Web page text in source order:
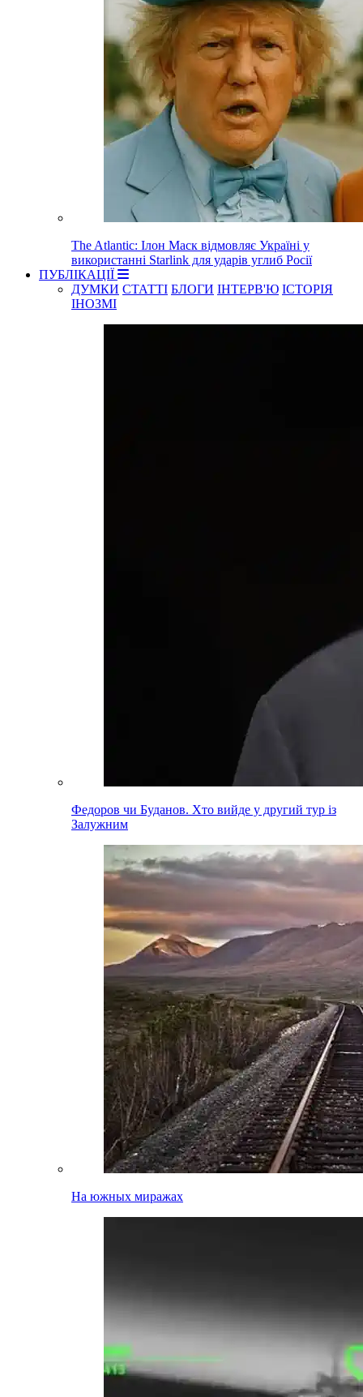
The Atlantic: Ілон Маск відмовляє Україні у
використанні Starlink для ударів углиб Росії
ПУБЛІКАЦІЇ
ДУМКИ СТАТТІ БЛОГИ ІНТЕРВ'Ю ІСТОРІЯ
ІНОЗМІ
Федоров чи Буданов. Хто вийде у другий тур із
Залужним
На южных миражах